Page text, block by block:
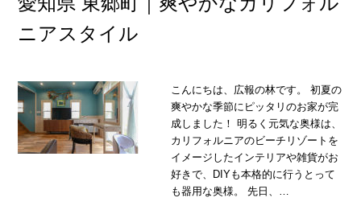
ニアスタイル
こんにちは、広報の林です。 初夏の
爽やかな季節にピッタリのお家が完
成しました！ 明るく元気な奥様は、
カリフォルニアのビーチリゾートを
イメージしたインテリアや雑貨がお
好きで、DIYも本格的に行うとって
も器用な奥様。 先日、…